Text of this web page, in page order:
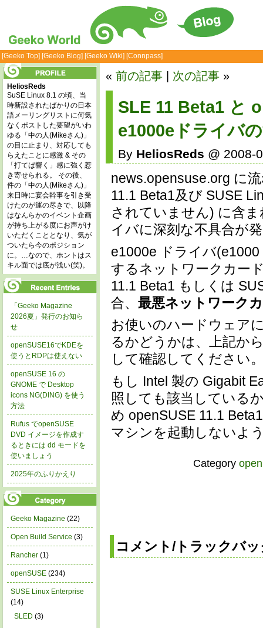
[Geeko Top] [Geeko Blog] [Geeko Wiki] [Connpass]
« 前の記事 次の記事 »
SLE 11 Beta1 と
e1000eドライバ
By HeliosReds @ 2008-
news.opensuse.org に
11.1 Beta1及び SUSE
されていません) に含
イバに深刻な不具合が
e1000e ドライバ
するネットワークカー
11.1 Beta1 もしくは
合、 最悪ネットワーク
お使いのハードウェア
るかどうかは、上記か
して確認してください
もし Intel 製の Gigabit
照しても該当している
め openSUSE 11.1
マシンを起動しないよ
Category
コメント/トラックバ
HeliosReds
SuSE Linux 8.1 の頃、当
時新設されたばかりの日本
語メーリングリストに何気
なくポストした要望がいわ
ゆる「中の人(Mikeさん)」
の目に止まり、対応しても
らえたことに感激 & その
「打てば響く」感に強く惹
き寄せられる。 その後、
件の「中の人(Mikeさん)」
来日時に宴会幹事を引き受
けたのが運の尽きで、以降
はなんらかのイベント企画
が持ち上がる度にお声がけ
いただくこととなり、気が
ついたら今のポジション
に。…なので、ホントはス
キル面では底が浅い(笑)。
「Geeko Magazine
2026夏」発行のお知ら
せ
openSUSE16でKDEを
使うとRDPは使えない
openSUSE 16 の
GNOME で Desktop
icons NG(DING) を使う
方法
Rufus でopenSUSE
DVD イメージを作成す
るときには dd モードを
使いましょう
2025年のふりかえり
Geeko Magazine (22)
Open Build Service (3)
Rancher (1)
openSUSE (234)
SUSE Linux Enterprise
(14)
SLED (3)